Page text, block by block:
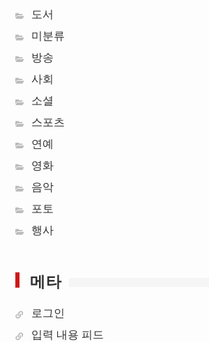
도서
미분류
방송
사회
소셜
스포츠
연예
영화
음악
포토
행사
메타
로그인
입력 내용 피드